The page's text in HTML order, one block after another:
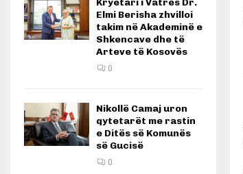
Kryetari i Vatrës Dr.
Elmi Berisha zhvilloi
takim në Akademinë e
Shkencave dhe të
Arteve të Kosovës
0
Nikollë Camaj uron
qytetarët me rastin
e Ditës së Komunës
së Gucisë
0